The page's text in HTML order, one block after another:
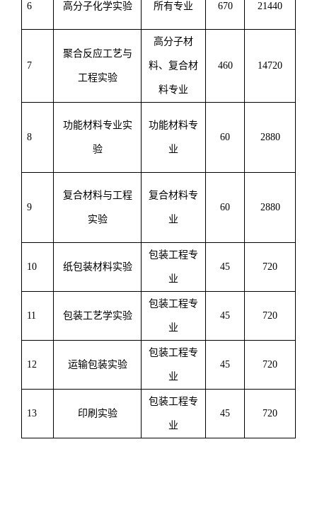
6 高分子化学实验 所有专业 670 21440
7
聚合反应工艺与
工程实验
高分子材
料、复合材
料专业
460 14720
8
功能材料专业实
验
功能材料专
业
60 2880
9
复合材料与工程
实验
复合材料专
业
60 2880
10 纸包装材料实验
包装工程专
业
45 720
11 包装工艺学实验
包装工程专
业
45 720
12 运输包装实验
包装工程专
业
45 720
13 印刷实验
包装工程专
业
45 720